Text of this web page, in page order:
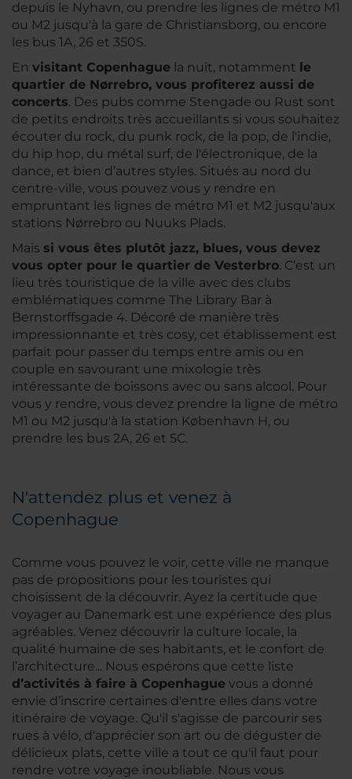
depuis le Nyhavn, ou prendre les lignes de métro M1
ou M2 jusqu'à la gare de Christiansborg, ou encore
les bus 1A, 26 et 350S.
En visitant Copenhague la nuit, notamment le
quartier de Nørrebro, vous profiterez aussi de
concerts. Des pubs comme Stengade ou Rust sont
de petits endroits très accueillants si vous souhaitez
écouter du rock, du punk rock, de la pop, de l'indie,
du hip hop, du métal surf, de l'électronique, de la
dance, et bien d’autres styles. Situés au nord du
centre-ville, vous pouvez vous y rendre en
empruntant les lignes de métro M1 et M2 jusqu'aux
stations Nørrebro ou Nuuks Plads.
Mais si vous êtes plutôt jazz, blues, vous devez
vous opter pour le quartier de Vesterbro. C’est un
lieu très touristique de la ville avec des clubs
emblématiques comme The Library Bar à
Bernstorffsgade 4. Décoré de manière très
impressionnante et très cosy, cet établissement est
parfait pour passer du temps entre amis ou en
couple en savourant une mixologie très
intéressante de boissons avec ou sans alcool. Pour
vous y rendre, vous devez prendre la ligne de métro
M1 ou M2 jusqu'à la station København H, ou
prendre les bus 2A, 26 et 5C.
N'attendez plus et venez à
Copenhague
Comme vous pouvez le voir, cette ville ne manque
pas de propositions pour les touristes qui
choisissent de la découvrir. Ayez la certitude que
voyager au Danemark est une expérience des plus
agréables. Venez découvrir la culture locale, la
qualité humaine de ses habitants, et le confort de
l’architecture... Nous espérons que cette liste
d’activités à faire à Copenhague vous a donné
envie d’inscrire certaines d'entre elles dans votre
itinéraire de voyage. Qu'il s'agisse de parcourir ses
rues à vélo, d'apprécier son art ou de déguster de
délicieux plats, cette ville a tout ce qu'il faut pour
rendre votre voyage inoubliable. Nous vous